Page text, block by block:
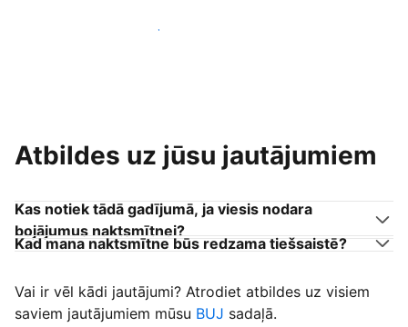
Pievienoties citiem viesu uzņēmējiem
Atbildes uz jūsu jautājumiem
Kas notiek tādā gadījumā, ja viesis nodara
bojājumus naktsmītnei?
Kad mana naktsmītne būs redzama tiešsaistē?
Vai ir vēl kādi jautājumi? Atrodiet atbildes uz visiem
saviem jautājumiem mūsu BUJ sadaļā.